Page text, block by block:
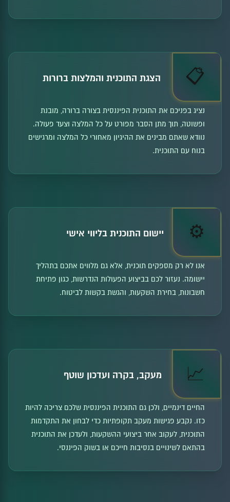
📋 הצגת התוכנית והמלצות ברורות
נציג בפניכם את התוכנית הפיננסית בצורה ברורה, מובנת
ופשוטה, תוך מתן הסבר מפורט על כל המלצה וצעד פעולה.
נוודא שאתם מבינים את ההיגיון מאחורי כל המלצה ומרגישים
בנוח עם התוכנית.
⚙️ יישום התוכנית בליווי אישי
אנו לא רק מספקים תוכנית, אלא גם מלווים אתכם בתהליך
יישומה. נעזור לכם בביצוע הפעולות הנדרשות, כגון פתיחת
חשבונות, בחירת השקעות, והגשת בקשות לביטוח.
📈 מעקב, בקרה ועדכון שוטף
החיים דינמיים, ולכן גם התוכנית הפיננסית שלכם צריכה להיות
כזו. נקבע פגישות מעקב תקופתיות כדי לבחון את התקדמות
התוכנית, לעקוב אחר ביצועי ההשקעות, ולעדכן את התוכנית
בהתאם לשינויים בנסיבות חייכם או בשוק הפיננסי.